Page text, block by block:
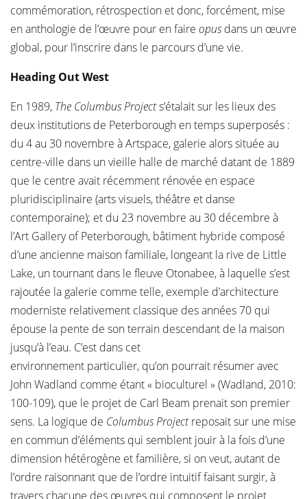
commémoration, rétrospection et donc, forcément, mise
en anthologie de l’œuvre pour en faire opusdans un œuvre
global, pour l’inscrire dans le parcours d’une vie.
Heading Out West
En 1989, The Columbus Projects’étalait sur les lieux des
deux institutions de Peterborough en temps superposés :
du 4 au 30 novembre à Artspace, galerie alors située au
centre-ville dans un vieille halle de marché datant de 1889
que le centre avait récemment rénovée en espace
pluridisciplinaire (arts visuels, théâtre et danse
contemporaine); et du 23 novembre au 30 décembre à
l’Art Gallery of Peterborough, bâtiment hybride composé
d’une ancienne maison familiale, longeant la rive de Little
Lake, un tournant dans le fleuve Otonabee, à laquelle s’est
rajoutée la galerie comme telle, exemple d’architecture
moderniste relativement classique des années 70 qui
épouse la pente de son terrain descendant de la maison
jusqu’à l’eau. C’est dans cet
environnement particulier, qu’on pourrait résumer avec
John Wadland comme étant « bioculturel » (Wadland, 2010:
100-109), que le projet de Carl Beam prenait son premier
sens. La logique de Columbus Projectreposait sur une mise
en commun d’éléments qui semblent jouir à la fois d’une
dimension hétérogène et familière, si on veut, autant de
l’ordre raisonnant que de l’ordre intuitif faisant surgir, à
travers chacune des œuvres qui composent le projet